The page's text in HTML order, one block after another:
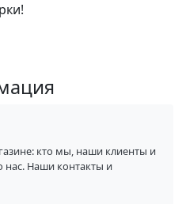
кто мы, наши клиенты и
Наши контакты и